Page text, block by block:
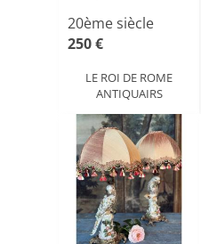
20ème siècle
250 €
LE ROI DE ROME
ANTIQUAIRS